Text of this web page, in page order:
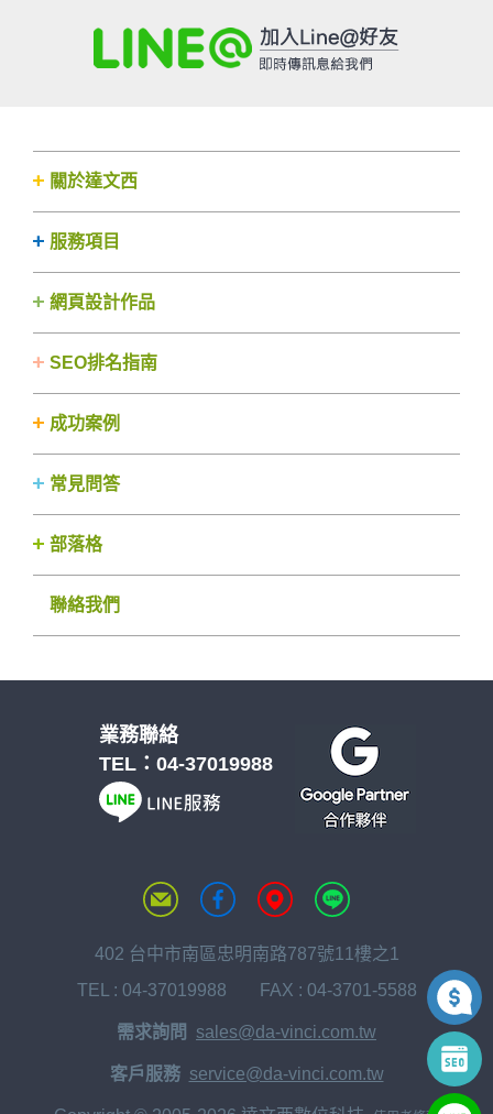
關於達文西
服務項目
網頁設計作品
SEO排名指南
成功案例
常見問答
部落格
聯絡我們
業務聯絡
TEL： 04-37019988
402 台中市南區忠明南路787號11樓之1
TEL : 04-37019988 FAX : 04-3701-5588
需求詢問 sales@da-vinci.com.tw
客戶服務 service@da-vinci.com.tw